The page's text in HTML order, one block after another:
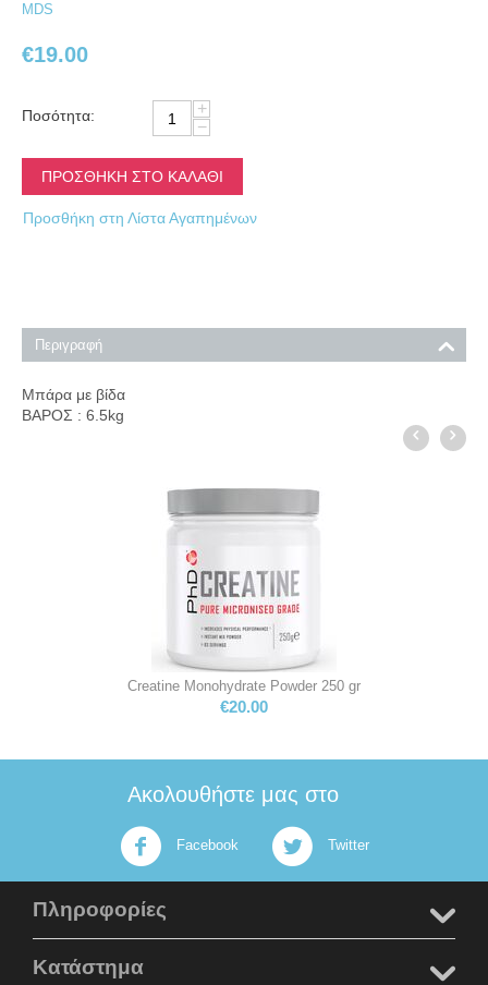
ΜDS
€19.00
Ποσότητα:
+
−
ΠΡΟΣΘΉΚΗ ΣΤΟ ΚΑΛΆΘΙ
Προσθήκη στη Λίστα Αγαπημένων
Περιγραφή
Μπάρα με βίδα
ΒΑΡΟΣ : 6.5kg
Creatine Monohydrate Powder 250 gr
€20.00
Ακολουθήστε μας στο
Facebook Twitter
Πληροφορίες
Κατάστημα